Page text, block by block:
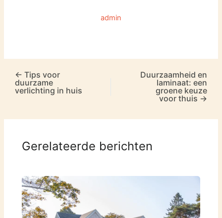
admin
← Tips voor
duurzame
verlichting in huis
Duurzaamheid en
laminaat: een
groene keuze
voor thuis →
Gerelateerde berichten